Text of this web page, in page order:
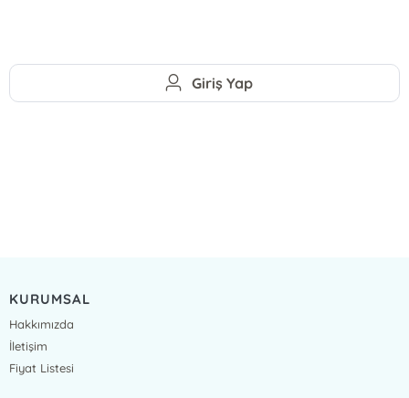
Giriş Yap
KURUMSAL
Hakkımızda
İletişim
Fiyat Listesi